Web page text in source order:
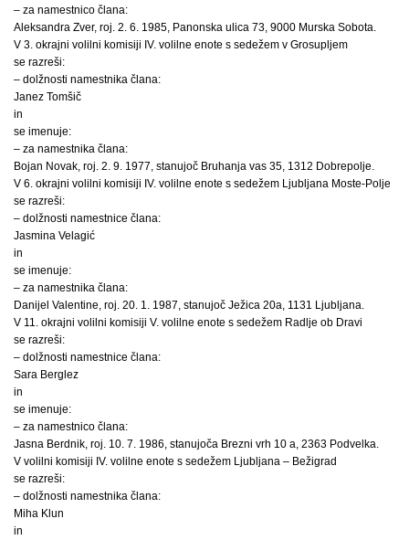
– za namestnico člana:
Aleksandra Zver, roj. 2. 6. 1985, Panonska ulica 73, 9000 Murska Sobota.
V 3. okrajni volilni komisiji IV. volilne enote s sedežem v Grosupljem
se razreši:
– dolžnosti namestnika člana:
Janez Tomšič
in
se imenuje:
– za namestnika člana:
Bojan Novak, roj. 2. 9. 1977, stanujoč Bruhanja vas 35, 1312 Dobrepolje.
V 6. okrajni volilni komisiji IV. volilne enote s sedežem Ljubljana Moste-Polje
se razreši:
– dolžnosti namestnice člana:
Jasmina Velagić
in
se imenuje:
– za namestnika člana:
Danijel Valentine, roj. 20. 1. 1987, stanujoč Ježica 20a, 1131 Ljubljana.
V 11. okrajni volilni komisiji V. volilne enote s sedežem Radlje ob Dravi
se razreši:
– dolžnosti namestnice člana:
Sara Berglez
in
se imenuje:
– za namestnico člana:
Jasna Berdnik, roj. 10. 7. 1986, stanujoča Brezni vrh 10 a, 2363 Podvelka.
V volilni komisiji IV. volilne enote s sedežem Ljubljana – Bežigrad
se razreši:
– dolžnosti namestnika člana:
Miha Klun
in